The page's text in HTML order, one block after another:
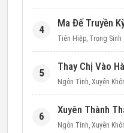
4
Ma Đế Truyền
Tiên Hiệp, Trọng Sinh
5
Ngôn Tình, Xuyên
6
Xuyên Thành
Ngôn Tình, Xuyên